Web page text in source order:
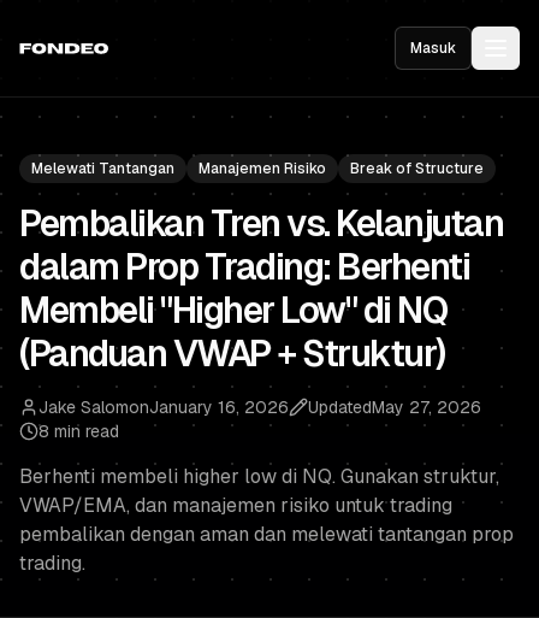
Masuk
Melewati Tantangan Manajemen Risiko Break of Structure
Pembalikan Tren vs. Kelanjutan
dalam Prop Trading: Berhenti
Membeli "Higher Low" di NQ
(Panduan VWAP + Struktur)
Jake SalomonJanuary 16, 2026 UpdatedMay 27, 2026
8 min read
Berhenti membeli higher low di NQ. Gunakan struktur,
VWAP/EMA, dan manajemen risiko untuk trading
pembalikan dengan aman dan melewati tantangan prop
trading.